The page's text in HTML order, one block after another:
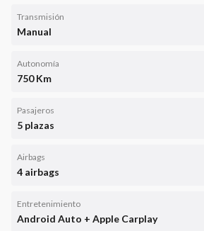
Transmisión
Manual
Autonomía
750 Km
Pasajeros
5 plazas
Airbags
4 airbags
Entretenimiento
Android Auto + Apple Carplay